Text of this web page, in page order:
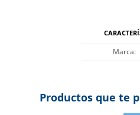
Marca
Productos que te